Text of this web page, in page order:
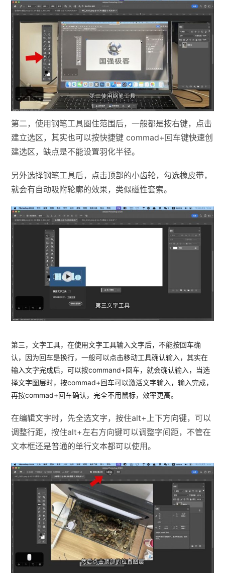
第二，使用钢笔工具圈住范围后，一般都是按右键，点击
建立选区，其实也可以按快捷键 commad+回车键快速创
建选区，缺点是不能设置羽化半径。
另外选择钢笔工具后，点击顶部的小齿轮，勾选橡皮带，
就会有自动吸附轮廓的效果，类似磁性套索。
第三，文字工具，在使用文字工具输入文字后，不能按回车确
认，因为回车是换行，一般可以点击移动工具确认输入，其实在
输入文字完成后，可以按command+回车，就会确认输入，当选
择文字图层时，按commad+回车可以激活文字输入，输入完成，
再按commad+回车确认，完全不用鼠标，效率更高。
在编辑文字时，先全选文字，按住alt+上下方向键，可以
调整行距，按住alt+左右方向键可以调整字间距，不管在
文本框还是普通的单行文本都可以使用。